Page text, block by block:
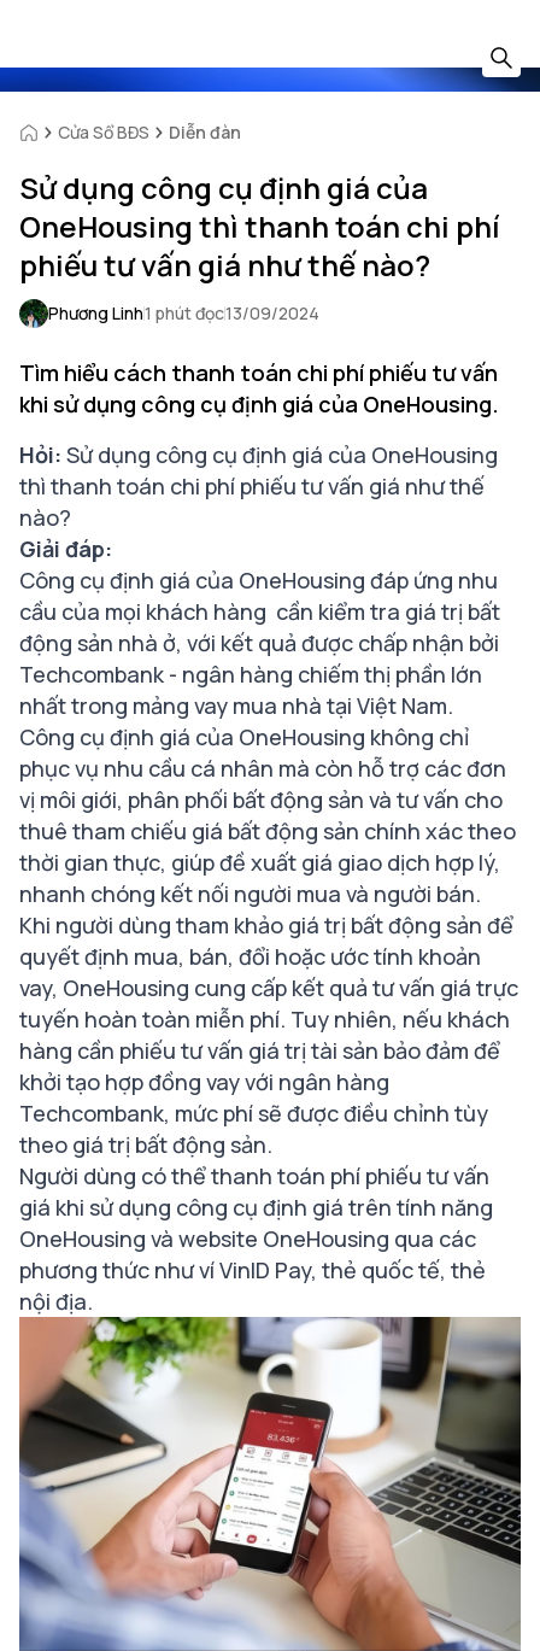
Cửa Sổ BĐS Diễn đàn
Sử dụng công cụ định giá của
OneHousing thì thanh toán chi phí
phiếu tư vấn giá như thế nào?
Phương Linh1 phút đọc13/09/2024
Tìm hiểu cách thanh toán chi phí phiếu tư vấn
khi sử dụng công cụ định giá của OneHousing.
Hỏi: Sử dụng công cụ định giá của OneHousing
thì thanh toán chi phí phiếu tư vấn giá như thế
nào?
Giải đáp:
Công cụ định giá của OneHousing đáp ứng nhu
cầu của mọi khách hàng cần kiểm tra giá trị bất
động sản nhà ở, với kết quả được chấp nhận bởi
Techcombank - ngân hàng chiếm thị phần lớn
nhất trong mảng vay mua nhà tại Việt Nam.
Công cụ định giá của OneHousing không chỉ
phục vụ nhu cầu cá nhân mà còn hỗ trợ các đơn
vị môi giới, phân phối bất động sản và tư vấn cho
thuê tham chiếu giá bất động sản chính xác theo
thời gian thực, giúp đề xuất giá giao dịch hợp lý,
nhanh chóng kết nối người mua và người bán.
Khi người dùng tham khảo giá trị bất động sản để
quyết định mua, bán, đổi hoặc ước tính khoản
vay, OneHousing cung cấp kết quả tư vấn giá trực
tuyến hoàn toàn miễn phí. Tuy nhiên, nếu khách
hàng cần phiếu tư vấn giá trị tài sản bảo đảm để
khởi tạo hợp đồng vay với ngân hàng
Techcombank, mức phí sẽ được điều chỉnh tùy
theo giá trị bất động sản.
Người dùng có thể thanh toán phí phiếu tư vấn
giá khi sử dụng công cụ định giá trên tính năng
OneHousing và website OneHousing qua các
phương thức như ví VinID Pay, thẻ quốc tế, thẻ
nội địa.